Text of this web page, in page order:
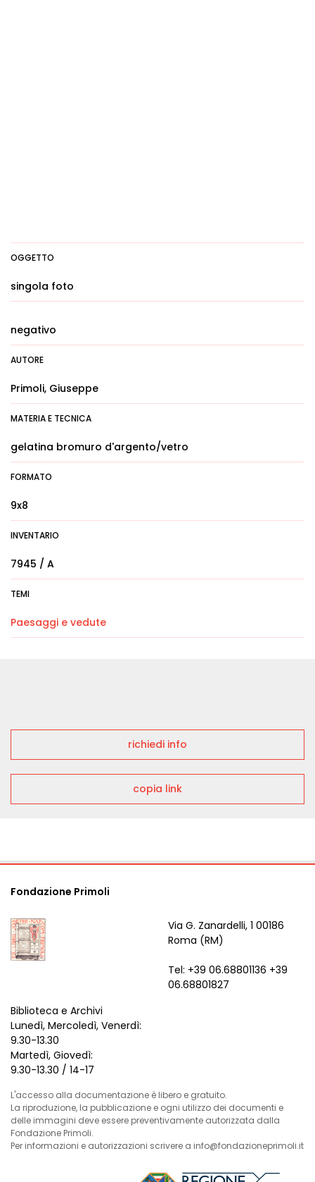
OGGETTO
singola foto
negativo
AUTORE
Primoli, Giuseppe
MATERIA E TECNICA
gelatina bromuro d'argento/vetro
FORMATO
9x8
INVENTARIO
7945 / A
TEMI
Paesaggi e vedute
richiedi info
copia link
Fondazione Primoli
Via G. Zanardelli, 1 00186
Roma (RM)
Tel: +39 06.68801136 +39
06.68801827
Biblioteca e Archivi
Lunedì, Mercoledì, Venerdì:
9.30-13.30
Martedì, Giovedì:
9.30-13.30 / 14-17
L'accesso alla documentazione è libero e gratuito.
La riproduzione, la pubblicazione e ogni utilizzo dei documenti e
delle immagini deve essere preventivamente autorizzata dalla
Fondazione Primoli.
Per informazioni e autorizzazioni scrivere a info@fondazioneprimoli.it